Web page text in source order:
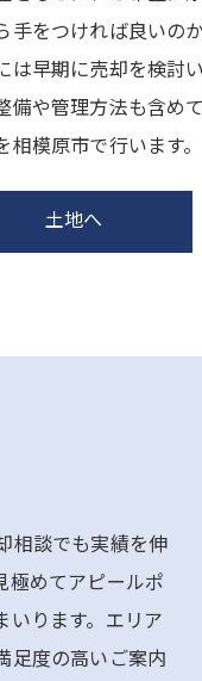
手をつければ良いの
は早期に売却を検討
備や管理方法も含め
相模原市で行います。
土地へ
相談でも実績を伸
極めてアピールポ
いります。エリア
足度の高いご案内